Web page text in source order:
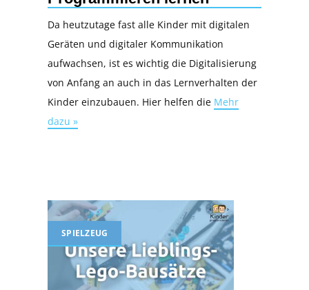
Da heutzutage fast alle Kinder mit digitalen
Geräten und digitaler Kommunikation
aufwachsen, ist es wichtig die Digitalisierung
von Anfang an auch in das Lernverhalten der
Kinder einzubauen. Hier helfen die Mehr
dazu »
SPIELZEUG